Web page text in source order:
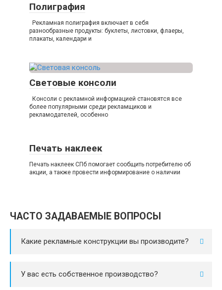
Полиграфия
Рекламная полиграфия включает в себя
разнообразные продукты: буклеты, листовки, флаеры,
плакаты, календари и
Световые консоли
Консоли с рекламной информацией становятся все
более популярными среди рекламщиков и
рекламодателей, особенно
Печать наклеек
Печать наклеек СПб помогает сообщить потребителю об
акции, а также провести информирование о наличии
ЧАСТО ЗАДАВАЕМЫЕ ВОПРОСЫ
Какие рекламные конструкции вы производите?
У вас есть собственное производство?